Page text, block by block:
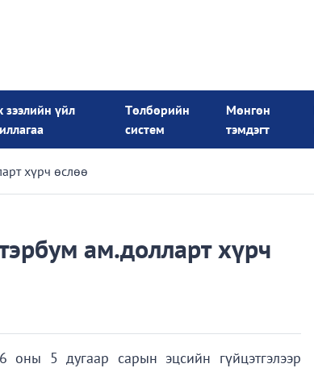
зээлийн үйл
Төлбөрийн
систем
Мөнгөн
тэмдэгт
хүрч өслөө
ам.долларт хүрч
5 дугаар сарын эцсийн гүйцэтгэлээр